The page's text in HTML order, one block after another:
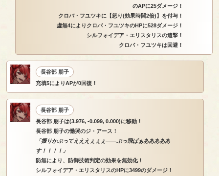
のAPに25ダメージ！
クロバ・フユツキに【怒り(効果時間2倍)】を付与！
虚無4によりクロバ・フユツキのHPに528ダメージ！
シルフォイデア・エリスタリスの追撃！
クロバ・フユツキは回避！
長谷部 朋子
充填5によりAPが0回復！
長谷部 朋子
長谷部 朋子は(3.976, -0.099, 0.000)に移動！
長谷部 朋子の慟哭のジ・アース！
「振りかぶってえええぇぇぇ――ぶっ飛ばぁあああああ
す！！！！」
防無により、防御技術判定の効果を無効化！
シルフォイデア・エリスタリスのHPに3499のダメージ！